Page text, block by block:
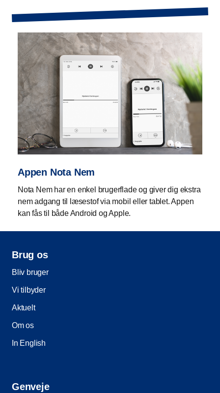
Appen Nota Nem
Nota Nem har en enkel brugerflade og giver dig ekstra
nem adgang til læsestof via mobil eller tablet. Appen
kan fås til både Android og Apple.
Brug os
Bliv bruger
Vi tilbyder
Aktuelt
Om os
In English
Genveje